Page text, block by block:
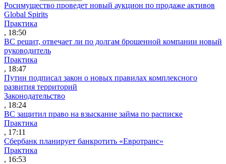
Росимущество проведет новый аукцион по продаже активов
Global Spirits
Практика
, 18:50
ВС решит, отвечает ли по долгам брошенной компании новый
руководитель
Практика
, 18:47
Путин подписал закон о новых правилах комплексного
развития территорий
Законодательство
, 18:24
ВС защитил право на взыскание займа по расписке
Практика
, 17:11
Сбербанк планирует банкротить «Евротранс»
Практика
, 16:53